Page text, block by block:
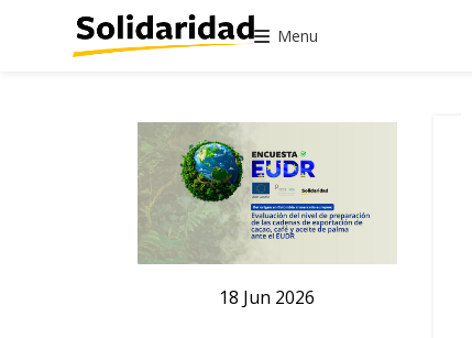
Menu
18 Jun 2026